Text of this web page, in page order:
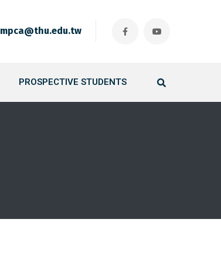
mpca@thu.edu.tw
PROSPECTIVE STUDENTS